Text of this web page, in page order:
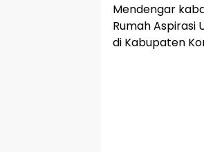
Mendengar
Rumah Aspirasi
di Kabupaten